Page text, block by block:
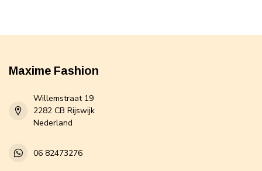
Maxime Fashion
Willemstraat 19
2282 CB Rijswijk
Nederland
06 82473276